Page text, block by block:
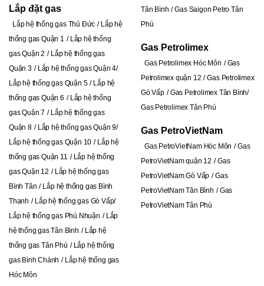
Lắp đặt gas
Lắp hệ thống gas Thủ Đức
Lắp hệ
thống gas Quận 1
Lắp hệ thống
gas Quận 2
Lắp hệ thống gas
Quận 3
Lắp hệ thống gas Quận 4
Lắp hệ thống gas Quận 5
Lắp hệ
thống gas Quận 6
Lắp hệ thống
gas Quận 7
Lắp hệ thống gas
Quận 8
Lắp hệ thống gas Quận 9
Lắp hệ thống gas Quận 10
Lắp hệ
thống gas Quận 11
Lắp hệ thống
gas Quận 12
Lắp hệ thống gas
Bình Tân
Lắp hệ thống gas Bình
Thạnh
Lắp hệ thống gas Gò Vấp
Lắp hệ thống gas Phú Nhuận
Lắp
hệ thống gas Tân Bình
Lắp hệ
thống gas Tân Phú
Lắp hệ thống
gas Bình Chánh
Lắp hệ thống gas
Hóc Môn
Tân Bình
Gas Saigon Petro Tân
Phú
Gas Petrolimex
Gas Petrolimex Hóc Môn
Gas
Petrolimex quận 12
Gas Petrolimex
Gò Vấp
Gas Petrolimex Tân Bình
Gas Petrolimex Tân Phú
Gas PetroVietNam
Gas PetroVietNam Hóc Môn
Gas
PetroVietNam quận 12
Gas
PetroVietNam Gò Vấp
Gas
PetroVietNam Tân Bình
Gas
PetroVietNam Tân Phú